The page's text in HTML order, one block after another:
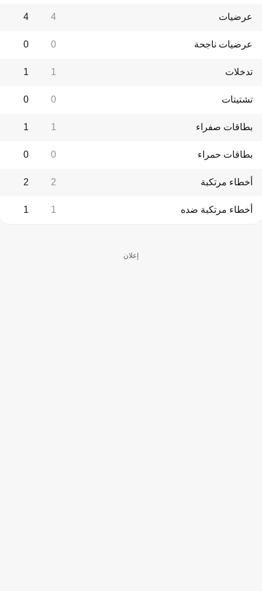
عرضيات 4
4
عرضيات ناجحة 0
0
تدخلات 1
1
تشتيتات 0
0
بطاقات صفراء 1
1
بطاقات حمراء 0
0
أخطاء مرتكبة 2
2
أخطاء مرتكبة ضده 1
1
إعلان